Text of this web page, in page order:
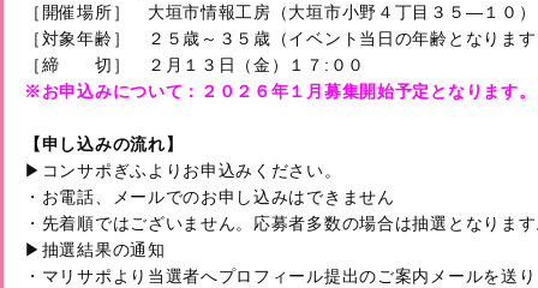
［開催場所］　大垣市情報工房（大垣市小野４丁目３５―１０）
［対象年齢］　２５歳～３５歳（イベント当日の年齢となりま
※お申込みについて：２０２６年１月募集開始予定となります。
【申し込みの流れ】
▶コンサポぎふよりお申込みください。
・お電話、メールでのお申し込みはできません
・先着順ではございません。応募者多数の場合は抽選となりま
▶抽選結果の通知
・マリサポより当選者へプロフィール提出のご案内メールを送